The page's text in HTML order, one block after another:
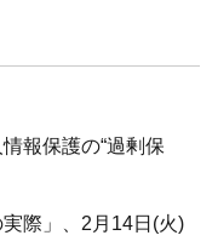
報保護の“過剰保
際」、2月14日(火)